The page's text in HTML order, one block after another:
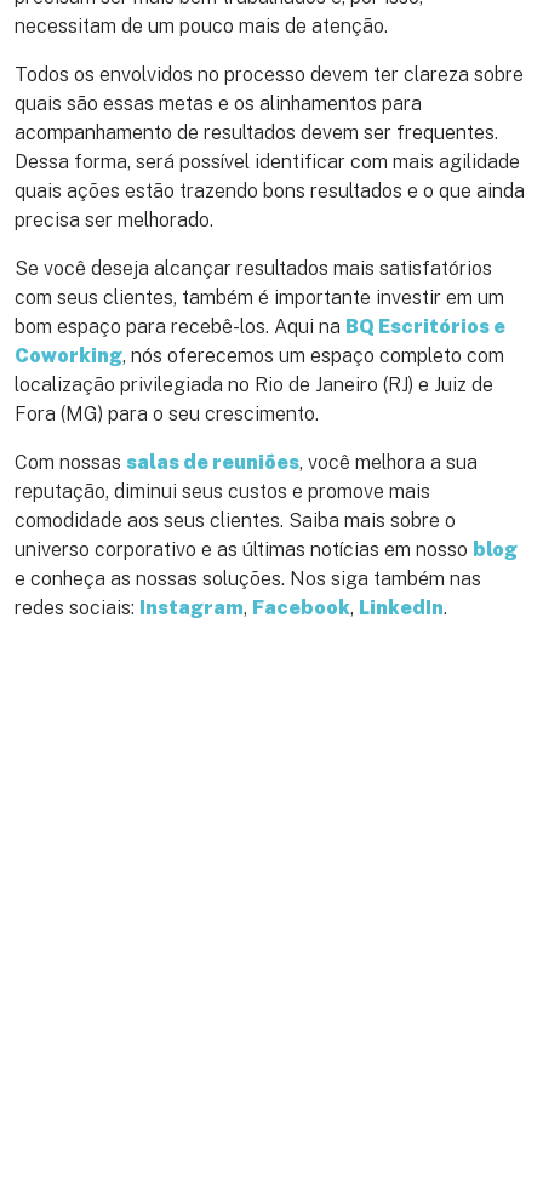
necessitam de um pouco mais de atenção.
Todos os envolvidos no processo devem ter clareza sobre
quais são essas metas e os alinhamentos para
acompanhamento de resultados devem ser frequentes.
Dessa forma, será possível identificar com mais agilidade
quais ações estão trazendo bons resultados e o que ainda
precisa ser melhorado.
Se você deseja alcançar resultados mais satisfatórios
com seus clientes, também é importante investir em um
bom espaço para recebê-los. Aqui na BQ Escritórios e
Coworking, nós oferecemos um espaço completo com
localização privilegiada no Rio de Janeiro (RJ) e Juiz de
Fora (MG) para o seu crescimento.
Com nossas salas de reuniões, você melhora a sua
reputação, diminui seus custos e promove mais
comodidade aos seus clientes. Saiba mais sobre o
universo corporativo e as últimas notícias em nosso blog
e conheça as nossas soluções. Nos siga também nas
redes sociais: Instagram, Facebook, LinkedIn.